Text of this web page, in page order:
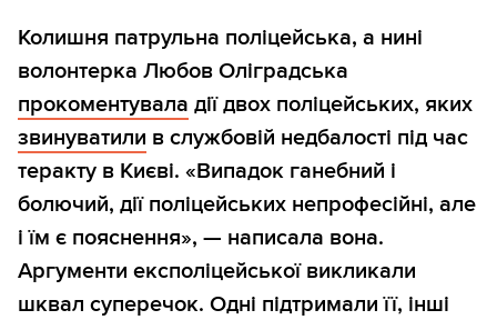
Колишня патрульна поліцейська, а нині
волонтерка Любов Оліградська
прокоментувала дії двох поліцейських, яких
звинуватили в службовій недбалості під час
теракту в Києві. «Випадок ганебний і
болючий, дії поліцейських непрофесійні, але
і їм є пояснення», — написала вона.
Аргументи експоліцейської викликали
шквал суперечок. Одні підтримали її, інші